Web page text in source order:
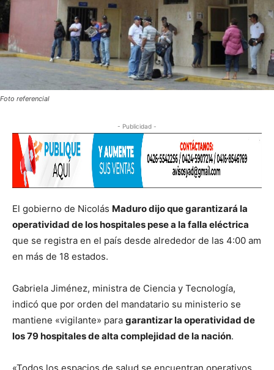
Foto referencial
- Publicidad -
El gobierno de Nicolás Maduro dijo que garantizará la
operatividad de los hospitales pese a la falla eléctrica
que se registra en el país desde alrededor de las 4:00 am
en más de 18 estados.
Gabriela Jiménez, ministra de Ciencia y Tecnología,
indicó que por orden del mandatario su ministerio se
mantiene «vigilante» para garantizar la operatividad de
los 79 hospitales de alta complejidad de la nación.